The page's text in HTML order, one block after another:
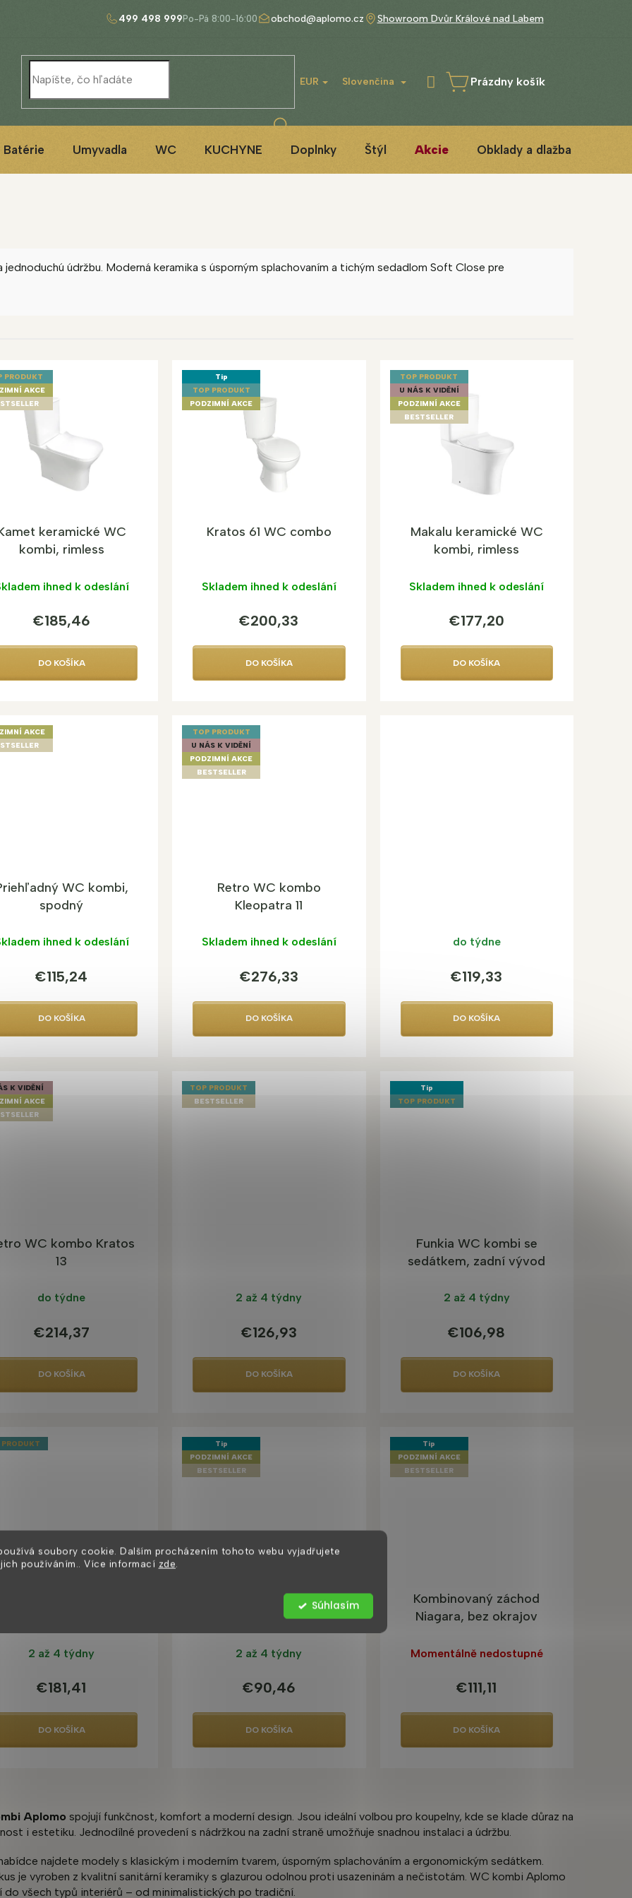
soubory cookie. Dalším procházením tohoto webu vyjadřujete
používáním.. Více informací zde.
Súhlasím
499 498 999 obchod@aplomo.cz Showroom Dvůr Králové nad Labem
EUR Slovenčina
NÁKUPNÝ
Prázdny košík
Batérie Umyvadla WC KUCHYNE Doplnky Štýl Akcie Obklady a dlažba
údržbu. Moderná keramika s úsporným splachovaním a tichým sedadlom Soft Close pre
PRODUKT
AKCE
keramické WC
kombi, rimless
ihned k odeslání
€185,46
DO KOŠÍKA
Tip
TOP PRODUKT
PODZIMNÍ AKCE
Kratos 61 WC combo
Skladem ihned k odeslání
€200,33
DO KOŠÍKA
TOP PRODUKT
U NÁS K VIDĚNÍ
PODZIMNÍ AKCE
BESTSELLER
Makalu keramické WC
kombi, rimless
Skladem ihned k odeslání
€177,20
DO KOŠÍKA
AKCE
WC kombi,
spodný
ihned k odeslání
€115,24
DO KOŠÍKA
TOP PRODUKT
U NÁS K VIDĚNÍ
PODZIMNÍ AKCE
BESTSELLER
Retro WC kombo
Kleopatra 11
Skladem ihned k odeslání
€276,33
DO KOŠÍKA
do týdne
€119,33
DO KOŠÍKA
K VIDĚNÍ
AKCE
WC kombo Kratos
13
do týdne
€214,37
DO KOŠÍKA
TOP PRODUKT
BESTSELLER
2 až 4 týdny
€126,93
DO KOŠÍKA
Tip
TOP PRODUKT
Funkia WC kombi se
sedátkem, zadní vývod
2 až 4 týdny
€106,98
DO KOŠÍKA
2 až 4 týdny
€181,41
DO KOŠÍKA
Tip
PODZIMNÍ AKCE
BESTSELLER
Priehľadný WC kombi,
zadný
2 až 4 týdny
€90,46
DO KOŠÍKA
Tip
PODZIMNÍ AKCE
BESTSELLER
Kombinovaný záchod
Niagara, bez okrajov
Momentálně nedostupné
€111,11
DO KOŠÍKA
l
á
a
c
i
Aplomo spojují funkčnost, komfort a moderní design. Jsou ideální volbou pro koupelny, kde se klade důraz na
i estetiku. Jednodílné provedení s nádržkou na zadní straně umožňuje snadnou instalaci a údržbu.
najdete modely s klasickým i moderním tvarem, úsporným splachováním a ergonomickým sedátkem.
je vyroben z kvalitní sanitární keramiky s glazurou odolnou proti usazeninám a nečistotám. WC kombi Aplomo
do všech typů interiérů – od minimalistických po tradiční.